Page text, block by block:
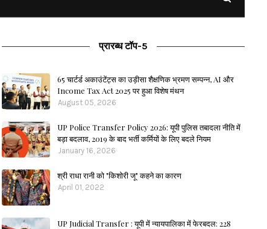
प्रारब्ध टॉप-5
65 चार्टर्ड अकाउंटेंट्स का उड़ीसा शैक्षणिक भ्रमण सम्पन्न, AI और
Income Tax Act 2025 पर हुआ विशेष मंथन
August 05, 2026
UP Police Transfer Policy 2026: यूपी पुलिस तबादला नीति में
बड़ा बदलाव, 2019 के बाद भर्ती कर्मियों के लिए बदले नियम
January 16, 2026
श्री राधा रानी को "किशोरी जू" कहने का कारण
April 01, 2022
UP Judicial Transfer : यूपी में न्यायपालिका में फेरबदल: 228